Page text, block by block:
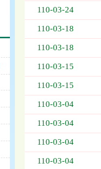
110-03-24
110-03-18
110-03-18
110-03-15
110-03-15
110-03-04
110-03-04
110-03-04
110-03-04